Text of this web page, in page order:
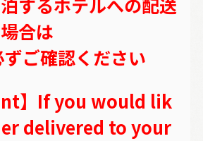
泊するホテルへの配送
合は
ずご確認ください
】If you would lik
delivered to your